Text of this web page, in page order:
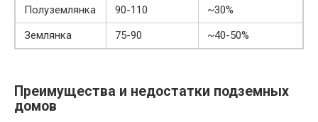
Полуземлянка 90-110
~30%
Землянка
75-90 ~40-50%
Преимущества и недостатки подземных
домов